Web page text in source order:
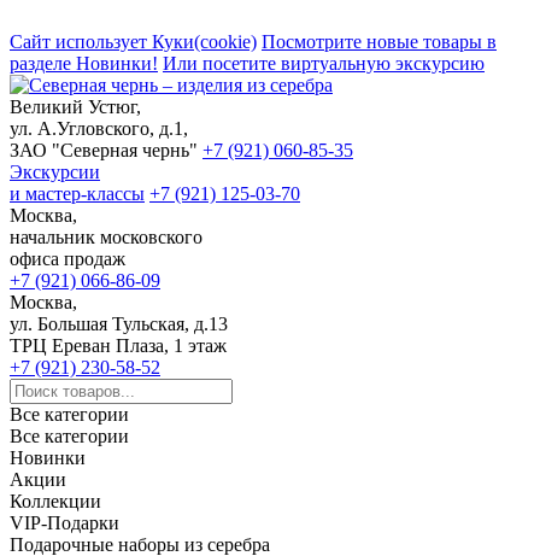
Сайт использует Куки(cookie) Посмотрите новые товары в
разделе Новинки! Или посетите виртуальную экскурсию
Великий Устюг,
ул. А.Угловского, д.1,
ЗАО "Северная чернь" +7 (921) 060-85-35
Экскурсии
и мастер-классы +7 (921) 125-03-70
Москва,
начальник московского
офиса продаж
+7 (921) 066-86-09
Москва,
ул. Большая Тульская, д.13
ТРЦ Ереван Плаза, 1 этаж
+7 (921) 230-58-52
Все категории
Все категории
Новинки
Акции
Коллекции
VIP-Подарки
Подарочные наборы из серебра